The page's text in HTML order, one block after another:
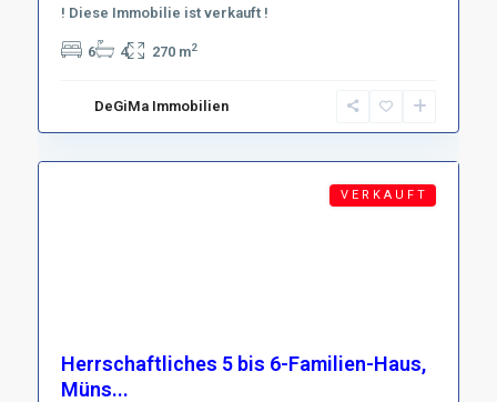
! Diese Immobilie ist verkauft !
6 4 270 m2
DeGiMa Immobilien
Region
Münsterland
59269
V E R K A U F T
Herrschaftliches 5 bis 6-Familien-Haus,
Müns...